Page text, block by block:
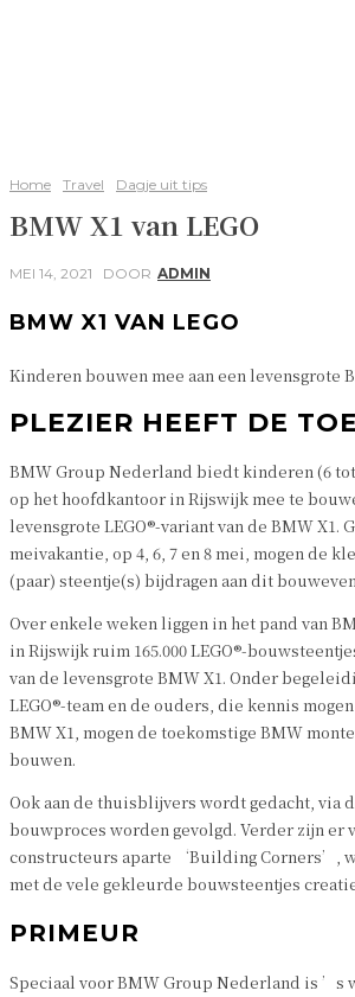
Home Travel Dagje uit tips
BMW X1 van LEGO
MEI 14, 2021 DOOR ADMIN
BMW X1 VAN LEGO
Kinderen bouwen mee aan een levensgrote
PLEZIER HEEFT DE
BMW Group Nederland biedt kinderen (6 tot
op het hoofdkantoor in Rijswijk mee te
levensgrote LEGO®-variant van de BMW X1.
meivakantie, op 4, 6, 7 en 8 mei, mogen de
(paar) steentje(s) bijdragen aan dit
Over enkele weken liggen in het pand van
in Rijswijk ruim 165.000 LEGO®-
van de levensgrote BMW X1. Onder
LEGO®-team en de ouders, die kennis
BMW X1, mogen de toekomstige BMW
bouwen.
Ook aan de thuisblijvers wordt gedacht, via
bouwproces worden gevolgd. Verder zijn er
constructeurs aparte ‘Building Corners’,
met de vele gekleurde bouwsteentjes
PRIMEUR
Speciaal voor BMW Group Nederland is ’s